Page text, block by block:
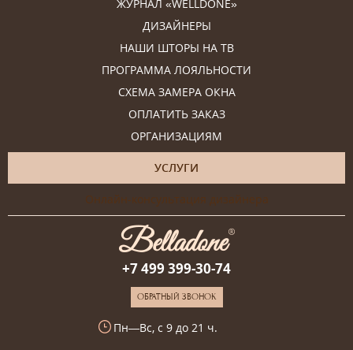
ЖУРНАЛ «WELLDONE»
ДИЗАЙНЕРЫ
НАШИ ШТОРЫ НА ТВ
ПРОГРАММА ЛОЯЛЬНОСТИ
СХЕМА ЗАМЕРА ОКНА
ОПЛАТИТЬ ЗАКАЗ
ОРГАНИЗАЦИЯМ
УСЛУГИ
Онлайн-консультация дизайнера
+7 499 399-30-74
ОБРАТНЫЙ ЗВОНОК
Пн—Вс, с 9 до 21 ч.